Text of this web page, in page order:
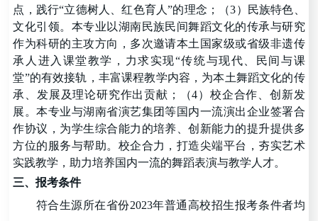
点，践行“立德树人、红色育人”的理念；（3）民族特色、
文化引领。本专业以湖南民族民间舞蹈文化的传承与研究
作为科研的主攻方向，多次邀请本土国家级或省级非遗传
承人进入课堂教学，力求实现“传统与现代、民间与课
堂”的有效接轨，丰富课程教学内容，为本土舞蹈文化的传
承、发展及理论研究作出贡献；（4）校企合作、创新发
展。本专业与湖南省演艺集团等国内一流演出企业签署合
作协议，为学生综合能力的培养、创新能力的提升提供多
方位的服务与帮助。校企合力，打造尖端平台，夯实艺术
实践教学，助力培养国内一流的舞蹈表演与教学人才。
三、报考条件
符合生源所在省份2023年普通高校招生报考条件者均